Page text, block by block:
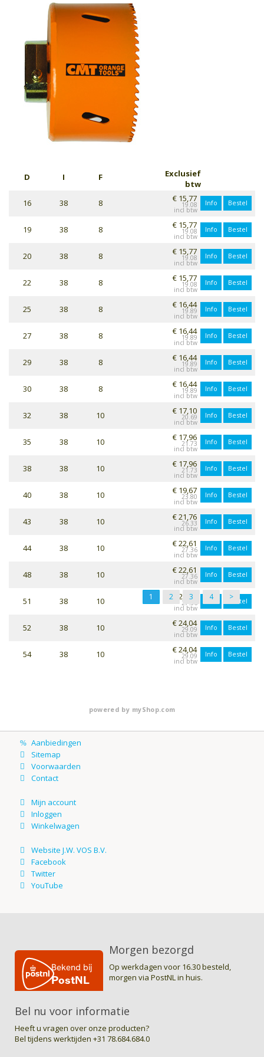
D I F
Exclusief
btw
16
38 8 € 15,77
19.08 Info Bestel
19 38 8 € 15,77
19.08 Info Bestel
20 38 8 € 15,77
19.08 Info Bestel
22 38 8 € 15,77
19.08 Info Bestel
25 38 8 € 16,44
19.89 Info Bestel
27 38 8 € 16,44
19.89 Info Bestel
29 38 8 € 16,44
19.89 Info Bestel
30 38 8 € 16,44
19.89 Info Bestel
32 38 10 € 17,10
20.69 Info Bestel
35 38 10 € 17,96
21.73 Info Bestel
38 38 10 € 17,96
21.73 Info Bestel
40 38 10 € 19,67
23.80 Info Bestel
43 38 10 € 21,76
26.33 Info Bestel
44 38 10 € 22,61
27.36 Info Bestel
48 38 10 € 22,61
27.36 Info Bestel
51 38 10 € 22,61
27.36 Info Bestel
52 38 10 € 24,04
29.09 Info Bestel
54 38 10 € 24,04
29.09 Info Bestel
1 2 3 4 >
powered by myShop.com
Morgen bezorgd
Op werkdagen voor 16.30 besteld,
morgen via PostNL in huis.
Bel nu voor informatie
Heeft u vragen over onze producten?
Bel tijdens werktijden +31 78.684.684.0